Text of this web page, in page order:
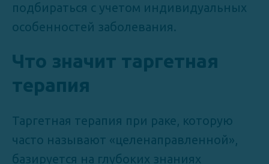
подбираться с учетом индивидуальных
особенностей заболевания.
Что значит таргетная
терапия
Таргетная терапия при раке, которую
часто называют «целенаправленной»,
базируется на глубоких знаниях